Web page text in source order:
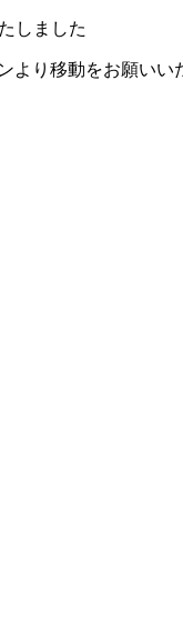
しました
より移動をお願いい